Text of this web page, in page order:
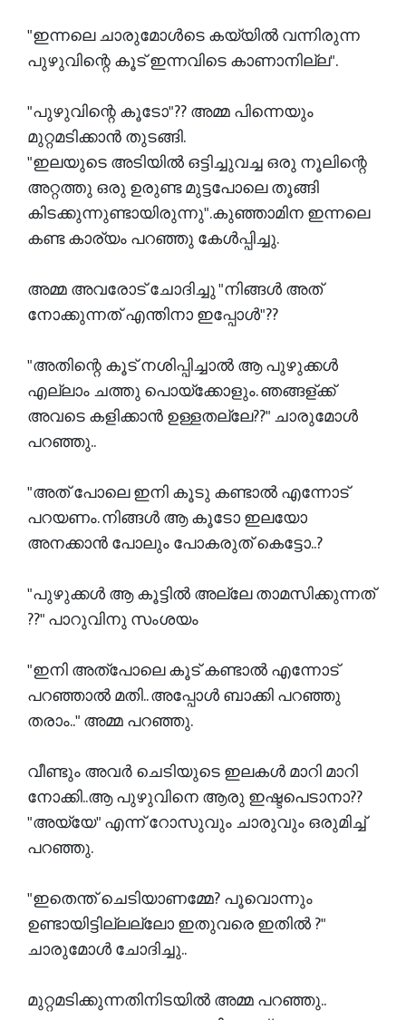
"ഇന്നലെ ചാരുമോൾടെ കയ്യിൽ വന്നിരുന്ന
പുഴുവിന്റെ കൂട് ഇന്നവിടെ കാണാനില്ല".
"പുഴുവിന്റെ കൂടോ"?? അമ്മ പിന്നെയും
മുറ്റമടിക്കാൻ തുടങ്ങി.
"ഇലയുടെ അടിയിൽ ഒട്ടിച്ചുവച്ച ഒരു നൂലിന്റെ
അറ്റത്തു ഒരു ഉരുണ്ട മുട്ടപോലെ തൂങ്ങി
കിടക്കുന്നുണ്ടായിരുന്നു".കുഞ്ഞാമിന ഇന്നലെ
കണ്ട കാര്യം പറഞ്ഞു കേൾപ്പിച്ചു.
അമ്മ അവരോട് ചോദിച്ചു "നിങ്ങൾ അത്
നോക്കുന്നത് എന്തിനാ ഇപ്പോൾ"??
"അതിന്റെ കൂട് നശിപ്പിച്ചാൽ ആ പുഴുക്കൾ
എല്ലാം ചത്തു പൊയ്ക്കോളും. ഞങ്ങള്ക്ക്
അവടെ കളിക്കാൻ ഉള്ളതല്ലേ??" ചാരുമോൾ
പറഞ്ഞു..
"അത് പോലെ ഇനി കൂടു കണ്ടാൽ എന്നോട്
പറയണം. നിങ്ങൾ ആ കൂടോ ഇലയോ
അനക്കാൻ പോലും പോകരുത് കെട്ടോ..?
"പുഴുക്കൾ ആ കൂട്ടിൽ അല്ലേ താമസിക്കുന്നത്
??" പാറുവിനു സംശയം
"ഇനി അത്പോലെ കൂട് കണ്ടാൽ എന്നോട്
പറഞ്ഞാൽ മതി.. അപ്പോൾ ബാക്കി പറഞ്ഞു
തരാം.." അമ്മ പറഞ്ഞു.
വീണ്ടും അവർ ചെടിയുടെ ഇലകൾ മാറി മാറി
നോക്കി..ആ പുഴുവിനെ ആരു ഇഷ്ടപെടാനാ??
"അയ്യേ" എന്ന് റോസുവും ചാരുവും ഒരുമിച്ച്
പറഞ്ഞു.
"ഇതെന്ത് ചെടിയാണമ്മേ? പൂവൊന്നും
ഉണ്ടായിട്ടില്ലല്ലോ ഇതുവരെ ഇതിൽ ?"
ചാരുമോൾ ചോദിച്ചു..
മുറ്റമടിക്കുന്നതിനിടയിൽ അമ്മ പറഞ്ഞു..